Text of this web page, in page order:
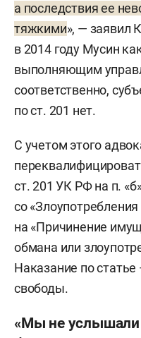
а последствия ее
тяжкими», — заявил
в 2014 году Мусин
выполняющим
соответственно,
по ст. 201 нет.
С учетом этого
ст. 201 УК РФ на п.
со
на «Причинение
обмана или
Наказание по
свободы.
«Мы не услышали